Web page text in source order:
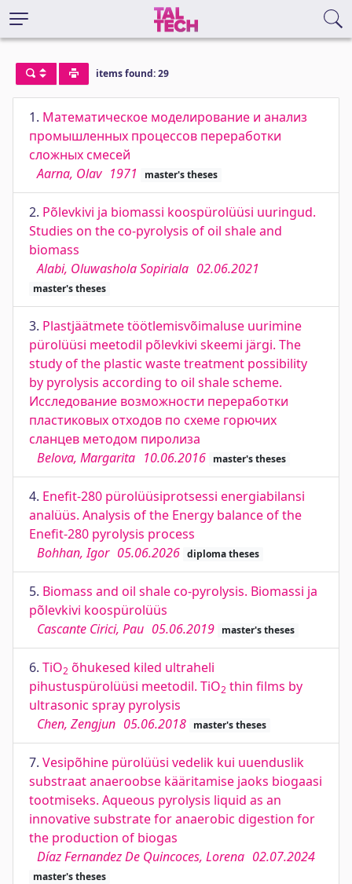
items found: 29
1. Математическое моделирование и анализ
промышленных процессов переработки
сложных смесей
Aarna, Olav 1971 master's theses
2. Põlevkivi ja biomassi koospürolüüsi uuringud.
Studies on the co-pyrolysis of oil shale and
biomass
Alabi, Oluwashola Sopiriala 02.06.2021
master's theses
3. Plastjäätmete töötlemisvõimaluse uurimine
pürolüüsi meetodil põlevkivi skeemi järgi. The
study of the plastic waste treatment possibility
by pyrolysis according to oil shale scheme.
Исследование возможности переработки
пластиковых отходов по схеме горючих
сланцев методом пиролиза
Belova, Margarita 10.06.2016 master's theses
4. Enefit-280 pürolüüsiprotsessi energiabilansi
analüüs. Analysis of the Energy balance of the
Enefit-280 pyrolysis process
Bohhan, Igor 05.06.2026 diploma theses
5. Biomass and oil shale co-pyrolysis. Biomassi ja
põlevkivi koospürolüüs
Cascante Cirici, Pau 05.06.2019 master's theses
6. TiO2 õhukesed kiled ultraheli
pihustuspürolüüsi meetodil. TiO2 thin films by
ultrasonic spray pyrolysis
Chen, Zengjun 05.06.2018 master's theses
7. Vesipõhine pürolüüsi vedelik kui uuenduslik
substraat anaeroobse kääritamise jaoks biogaasi
tootmiseks. Aqueous pyrolysis liquid as an
innovative substrate for anaerobic digestion for
the production of biogas
Díaz Fernandez De Quincoces, Lorena 02.07.2024
master's theses